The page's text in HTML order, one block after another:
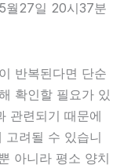
월27일 20시37분
반복된다면 단순
확인할 필요가 있
관련되기 때문에
고려될 수 있습니
아니라 평소 양치